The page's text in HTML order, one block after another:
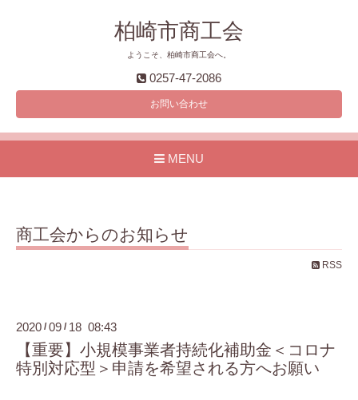
柏崎市商工会
ようこそ、柏崎市商工会へ。
0257-47-2086
お問い合わせ
MENU
商工会からのお知らせ
RSS
2020 /09 / 18 08:43
【重要】小規模事業者持続化補助金＜コロナ
特別対応型＞申請を希望される方へお願い